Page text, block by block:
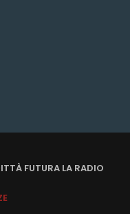
FUTURA LA RADIO